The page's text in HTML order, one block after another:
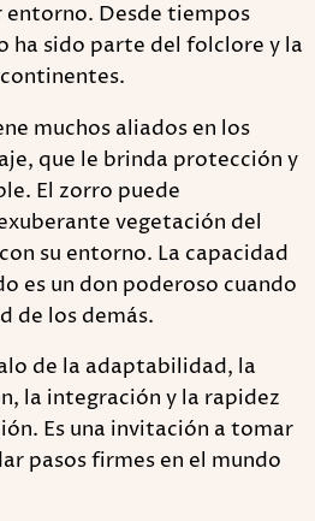
entorno. Desde tiempos
ha sido parte del folclore y la
muchos aliados en los
que le brinda protección y
El zorro puede
vegetación del
su entorno. La capacidad
es un don poderoso cuando
de los demás.
de la adaptabilidad, la
la integración y la rapidez
Es una invitación a tomar
pasos firmes en el mundo